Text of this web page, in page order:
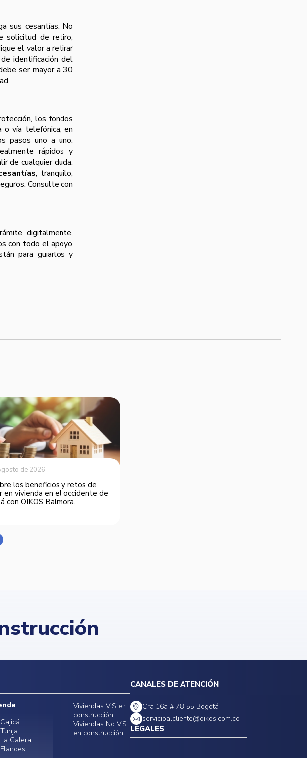
sus cesantías. No
solicitud de retiro,
el valor a retirar
identificación del
ser mayor a 30
los fondos
o vía telefónica, en
pasos uno a uno.
rápidos y
de cualquier duda.
, tranquilo,
Consulte con
digitalmente,
con todo el apoyo
para guiarlos y
de 2026
los beneficios y retos de
en vivienda en el occidente de
con OIKOS Balmora.
Cajicá
Tunja
La Calera
Flandes
Viviendas VIS en
construcción
Viviendas No VIS
en construcción
CANALES DE ATENCIÓN
Cra 16a # 78-55 Bogotá
servicioalcliente@oikos.com.co
LEGALES